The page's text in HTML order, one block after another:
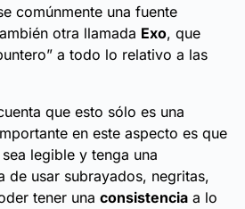
comúnmente una fuente
otra llamada Exo, que
a todo lo relativo a las
que esto sólo es una
en este aspecto es que
legible y tenga una
de usar subrayados, negritas,
tener una consistencia a lo